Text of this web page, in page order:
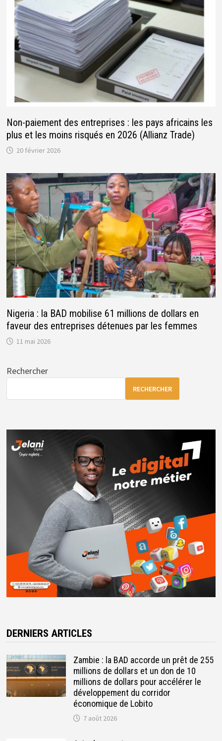
Non-paiement des entreprises : les pays africains les
plus et les moins risqués en 2026 (Allianz Trade)
20 février 2026
Nigeria : la BAD mobilise 61 millions de dollars en
faveur des entreprises détenues par les femmes
11 mai 2026
Rechercher
RECHERCHER
DERNIERS ARTICLES
Zambie : la BAD accorde un prêt de 255
millions de dollars et un don de 10
millions de dollars pour accélérer le
développement du corridor
économique de Lobito
7 août 2026